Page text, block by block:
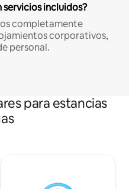
incluidos?
completamente
corporativos,
personal.
para estancias